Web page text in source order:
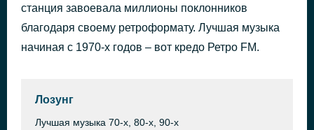
станция завоевала миллионы поклонников
благодаря своему ретроформату. Лучшая музыка
начиная с 1970-х годов – вот кредо Ретро FM.
Лозунг
Лучшая музыка 70-х, 80-х, 90-х